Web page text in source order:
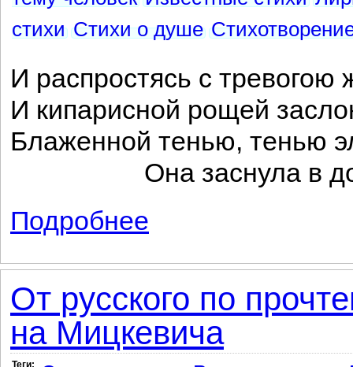
стихи Стихи о душе
И распростясь с тревогою
И кипарисной рощей
Блаженной тенью, тенью
Она заснула в
Подробнее
От русского по
на Мицкевича
Теги: